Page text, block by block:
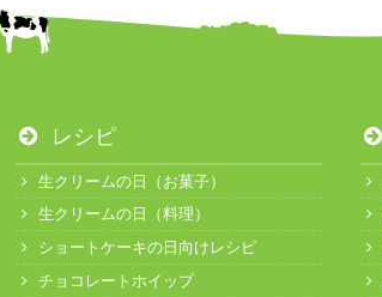
レシピ
生クリームの日（お菓子）
生クリームの日（料理）
ショートケーキの日向けレシピ
チョコレートホイップ